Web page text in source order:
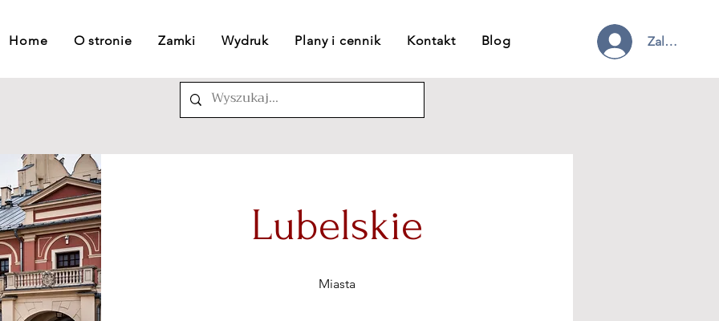
Home O stronie Zamki Wydruk Plany i cennik Kontakt Blog Zaloguj się
Lubelskie
Miasta